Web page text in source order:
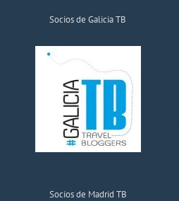
Socios de Galicia TB
Socios de Madrid TB